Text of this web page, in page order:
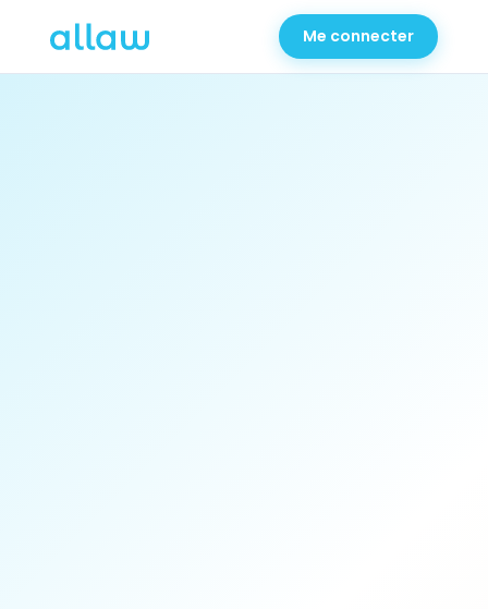
Me connecter